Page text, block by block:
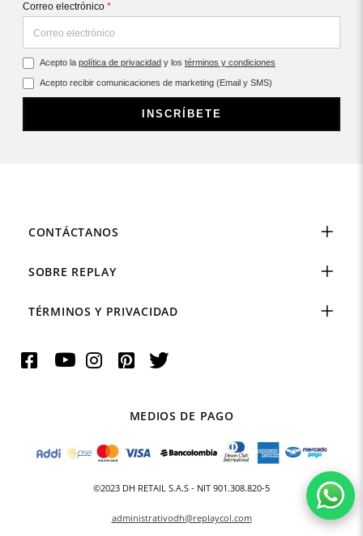
Correo electrónico *
Acepto la política de privacidad y los términos y condiciones
Acepto recibir comunicaciones de marketing (Email y SMS)
INSCRÍBETE
CONTÁCTANOS
SOBRE REPLAY
TÉRMINOS Y PRIVACIDAD
MEDIOS DE PAGO
©2023 DH RETAIL S.A.S - NIT 901.308.820-5
administrativodh@replaycol.com